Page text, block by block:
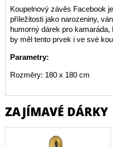
Koupelnový závěs Facebook
příležitosti jako narozeniny,
humorný dárek pro
by měl tento prvek i ve své
Parametry:
Rozměry: 180 x 180 cm
ZAJÍMAVÉ DÁRKY